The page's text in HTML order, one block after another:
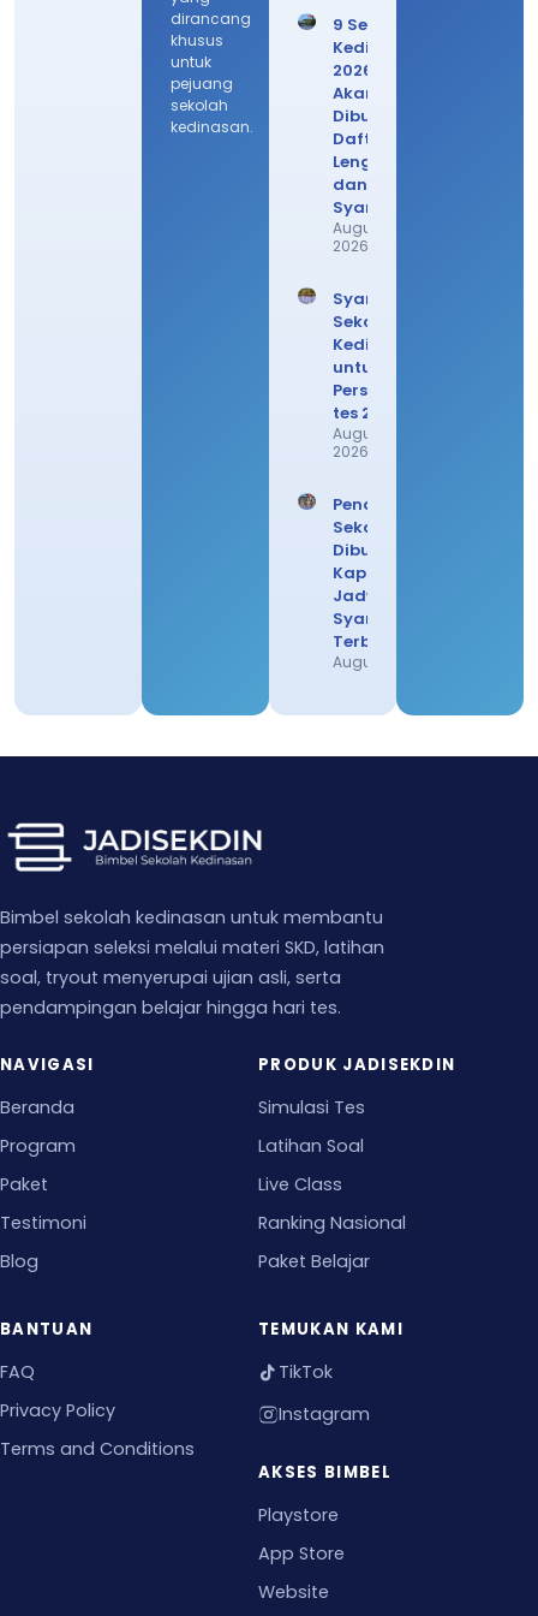
dirancang
khusus
untuk
pejuang
sekolah
kedinasan.
9 Sekolah
Kedinasan
2026 yang
Akan
Dibuka, Ini
Daftar
Lengkap
dan
Syaratnya
August 9,
2026
Syarat
Sekolah
Kedinasan
untuk
Persiapan
tes 2026!
August 6,
2026
Pendaftaran
Sekdin
Dibuka
Kapan? Cek
Jadwal
Syarat
Terbarunya
August 4, 2026
Bimbel sekolah kedinasan untuk membantu
persiapan seleksi melalui materi SKD, latihan
soal, tryout menyerupai ujian asli, serta
pendampingan belajar hingga hari tes.
NAVIGASI
Beranda
Program
Paket
Testimoni
Blog
PRODUK JADISEKDIN
Simulasi Tes
Latihan Soal
Live Class
Ranking Nasional
Paket Belajar
BANTUAN
FAQ
Privacy Policy
Terms and Conditions
TEMUKAN KAMI
TikTok
Instagram
AKSES BIMBEL
Playstore
App Store
Website